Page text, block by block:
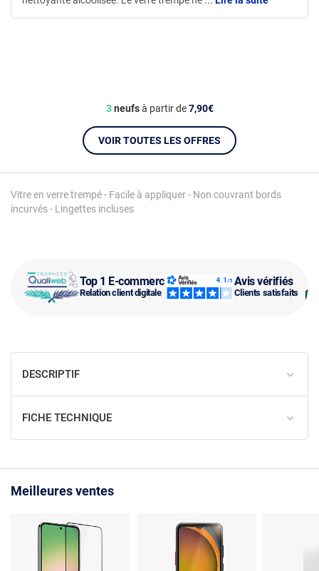
Top 1 E-commerce
Relation client digitale
Avis vérifiés
Clients satisfaits
Vitre en verre trempé - Facile à appliquer - Non couvrant bords
incurvés - Lingettes incluses
3neufsà partir de7,90€
VOIR TOUTES LES OFFRES
DESCRIPTIF
FICHE TECHNIQUE
Meilleures ventes